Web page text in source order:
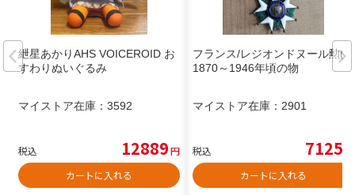
紲星あかりAHS VOICEROID お
すわりぬいぐるみ
マイストア在庫： 3592
税込 12889円
カートに入れる
フランス/レジオンドヌール勲(2)
1870～1946年頃の物
マイストア在庫： 2901
税込 7125
カートに入れる